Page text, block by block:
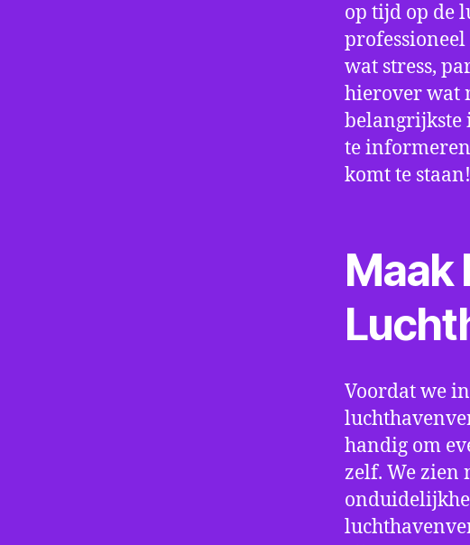
op tijd op de
wat stress,
hierover wat
belangrijkste
te
komt te staan!
Maak
Voordat we
handig om
zelf. We zien